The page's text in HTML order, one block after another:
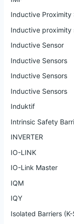
Inductive Proximity
Inductive proximity
Inductive Sensor
Inductive Sensors
Inductive Sensors
Inductive Sensors
Induktif
Intrinsic Safety
INVERTER
IO-LINK
IO-Link Master
IQM
IQY
Isolated Barriers